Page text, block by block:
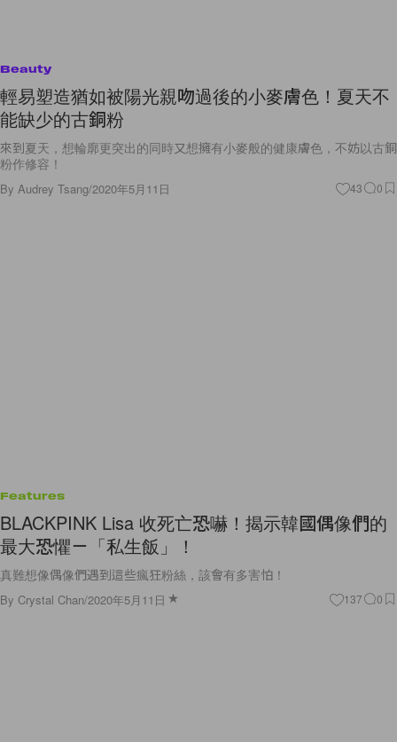
Beauty
輕易塑造猶如被陽光親吻過後的小麥膚色！夏天不
能缺少的古銅粉
來到夏天，想輪廓更突出的同時又想擁有小麥般的健康膚色，不妨以古銅
粉作修容！
By Audrey Tsang/2020年5月11日 43 0
Features
BLACKPINK Lisa 收死亡恐嚇！揭示韓國偶像們的
最大恐懼－「私生飯」！
真難想像偶像們遇到這些瘋狂粉絲，該會有多害怕！
By Crystal Chan/2020年5月11日 137 0